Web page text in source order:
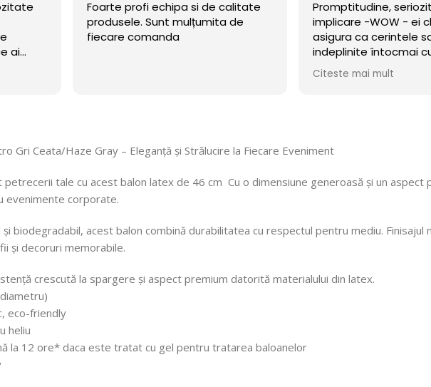
ai
Foarte profi echipa si de calitate
produsele. Sunt mulțumita de
fiecare comanda
Promptitudine,
implicare -WOW - ei
asigura ca cerintele
indeplinite întocmai
cerut!
Citeste mai mult
Gri Ceata/Haze Gray – Eleganță și Strălucire la Fiecare Eveniment
tale cu acest balon latex de 46 cm Cu o dimensiune generoasă și un
evenimente corporate.
biodegradabil, acest balon combină durabilitatea cu respectul pentru mediu.
și decoruri memorabile.
crescută la spargere și aspect premium datorită materialului din latex.
eco-friendly
heliu
la 12 ore* daca este tratat cu gel pentru tratarea baloanelor